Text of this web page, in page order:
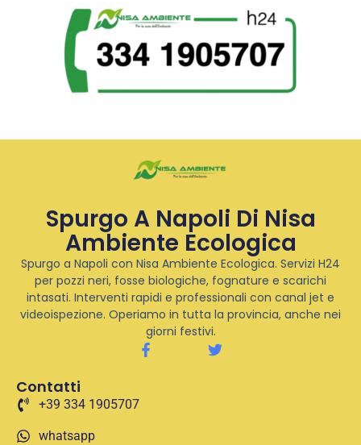
Spurgo A Napoli Di Nisa
Ambiente Ecologica
Spurgo a Napoli con Nisa Ambiente Ecologica. Servizi H24
per pozzi neri, fosse biologiche, fognature e scarichi
intasati. Interventi rapidi e professionali con canal jet e
videoispezione. Operiamo in tutta la provincia, anche nei
giorni festivi.
Contatti
+39 334 1905707
whatsapp